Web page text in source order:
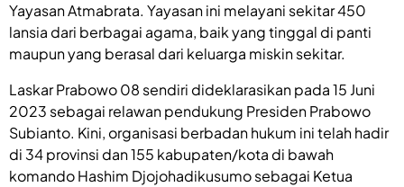
Yayasan Atmabrata. Yayasan ini melayani sekitar 450
lansia dari berbagai agama, baik yang tinggal di panti
maupun yang berasal dari keluarga miskin sekitar.
Laskar Prabowo 08 sendiri dideklarasikan pada 15 Juni
2023 sebagai relawan pendukung Presiden Prabowo
Subianto. Kini, organisasi berbadan hukum ini telah hadir
di 34 provinsi dan 155 kabupaten/kota di bawah
komando Hashim Djojohadikusumo sebagai Ketua